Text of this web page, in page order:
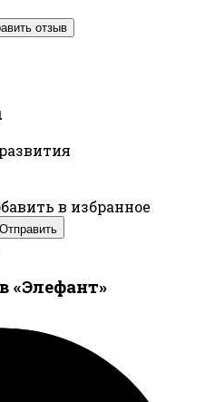
отзыв
в избранное
Отправить
«Элефант»